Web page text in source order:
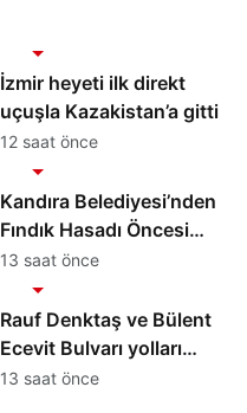
İzmir heyeti ilk direkt
uçuşla Kazakistan’a gitti
12 saat önce
Kandıra Belediyesi’nden
Fındık Hasadı Öncesi
Üreticiye Yol Desteği
13 saat önce
Rauf Denktaş ve Bülent
Ecevit Bulvarı yolları
asfaltlanıyor
13 saat önce